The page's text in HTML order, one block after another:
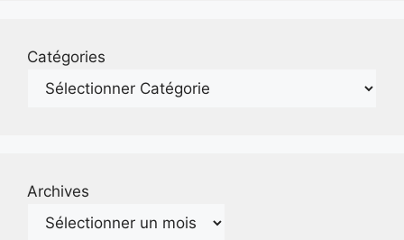
Catégories
Archives